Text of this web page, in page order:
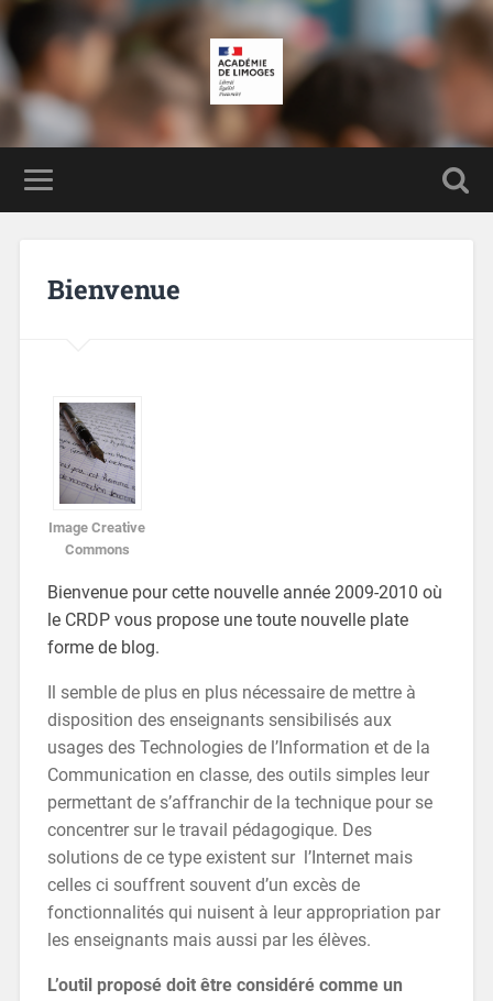
Bienvenue
Image Creative
Commons
Bienvenue pour cette nouvelle année 2009-2010 où
le CRDP vous propose une toute nouvelle plate
forme de blog.
Il semble de plus en plus nécessaire de mettre à
disposition des enseignants sensibilisés aux
usages des Technologies de l’Information et de la
Communication en classe, des outils simples leur
permettant de s’affranchir de la technique pour se
concentrer sur le travail pédagogique. Des
solutions de ce type existent sur l’Internet mais
celles ci souffrent souvent d’un excès de
fonctionnalités qui nuisent à leur appropriation par
les enseignants mais aussi par les élèves.
L’outil proposé doit être considéré comme un